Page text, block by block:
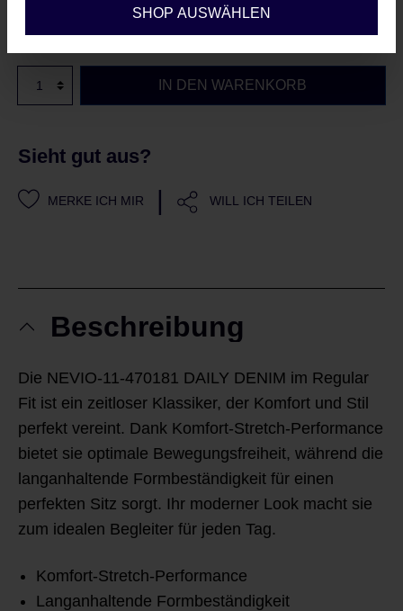
Sofort verfügbar, Lieferzeit: 2-5 Werktage
IN DEN WARENKORB
Sieht gut aus?
MERKE ICH MIR | WILL ICH TEILEN
Beschreibung
Die NEVIO-11-470181 DAILY DENIM im Regular
Fit ist ein zeitloser Klassiker, der Komfort und Stil
perfekt vereint. Dank Komfort-Stretch-Performance
bietet sie optimale Bewegungsfreiheit, während die
langanhaltende Formbeständigkeit für einen
perfekten Sitz sorgt. Ihr moderner Look macht sie
zum idealen Begleiter für jeden Tag.
Komfort-Stretch-Performance
Langanhaltende Formbeständigkeit
SHOP AUSWÄHLEN